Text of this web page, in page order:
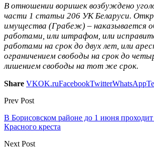
В отношении воришек возбуждено
части 1 статьи 206 УК Беларуси.
имущества (Грабеж) – наказывается
работами, или штрафом, или
работами на срок до двух лет, или
ограничением свободы на срок до
лишением свободы на тот же срок.
Share VKOK.ruFacebookTwitterWhatsApp
Prev Post
В Борисовском районе до 1 июня
Красного креста
Next Post